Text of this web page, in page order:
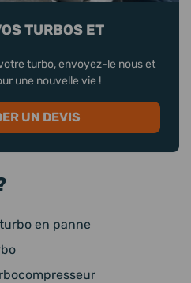
TURBOS ET
turbo, envoyez-le nous et
une nouvelle vie !
UN DEVIS
en panne